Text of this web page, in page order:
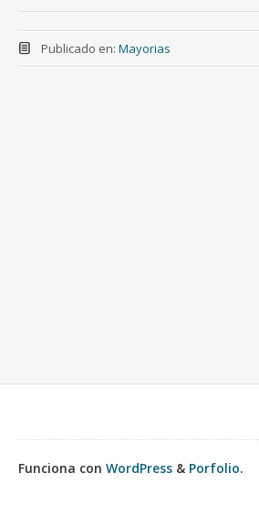
Publicado en: Mayorias
Funciona con WordPress & Porfolio.